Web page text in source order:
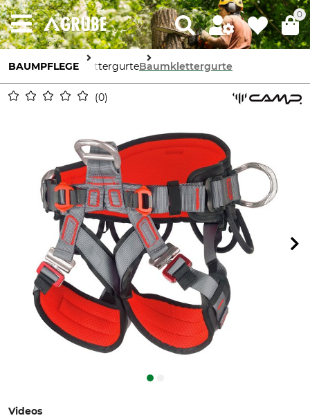
0
BAUMPFLEGE KlettergurteBaumklettergurte
0
Videos